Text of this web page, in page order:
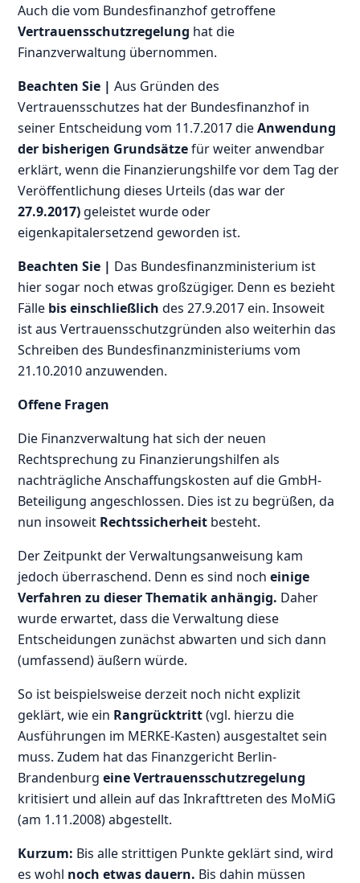
Auch die vom Bundesfinanzhof getroffene
Vertrauensschutzregelung hat die
Finanzverwaltung übernommen.
Beachten Sie |Aus Gründen des
Vertrauensschutzes hat der Bundesfinanzhof in
seiner Entscheidung vom 11.7.2017 dieAnwendung
der bisherigen Grundsätzefür weiter anwendbar
erklärt, wenn die Finanzierungshilfe vor dem Tag der
Veröffentlichung dieses Urteils (das war der
27.9.2017) geleistet wurde oder
eigenkapitalersetzend geworden ist.
Beachten Sie | Das Bundesfinanzministerium ist
hier sogar noch etwas großzügiger. Denn es bezieht
Fälle bis einschließlich des 27.9.2017 ein. Insoweit
ist aus Vertrauensschutzgründen also weiterhin das
Schreiben des Bundesfinanzministeriums vom
21.10.2010 anzuwenden.
Offene Fragen
Die Finanzverwaltung hat sich der neuen
Rechtsprechung zu Finanzierungshilfen als
nachträgliche Anschaffungskosten auf die GmbH-
Beteiligung angeschlossen. Dies ist zu begrüßen, da
nun insoweit Rechtssicherheit besteht.
Der Zeitpunkt der Verwaltungsanweisung kam
jedoch überraschend. Denn es sind nocheinige
Verfahren zu dieser Thematik anhängig. Daher
wurde erwartet, dass die Verwaltung diese
Entscheidungen zunächst abwarten und sich dann
(umfassend) äußern würde.
So ist beispielsweise derzeit noch nicht explizit
geklärt, wie ein Rangrücktritt(vgl. hierzu die
Ausführungen im MERKE-Kasten) ausgestaltet sein
muss. Zudem hat das Finanzgericht Berlin-
Brandenburgeine Vertrauensschutzregelung
kritisiert und allein auf das Inkrafttreten des MoMiG
(am 1.11.2008) abgestellt.
Kurzum: Bis alle strittigen Punkte geklärt sind, wird
es wohl noch etwas dauern. Bis dahin müssen